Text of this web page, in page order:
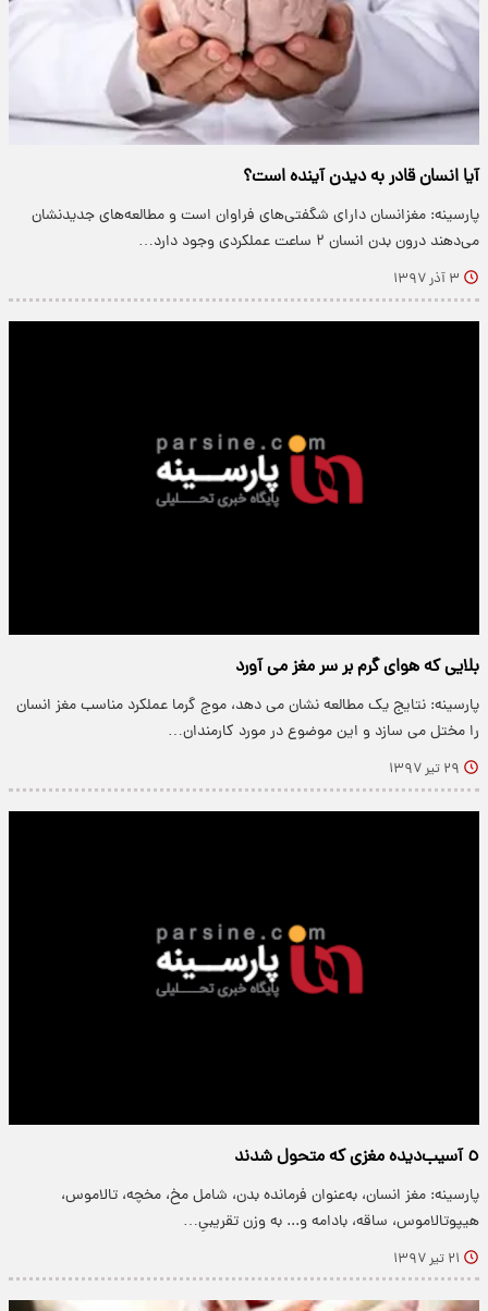
آیا انسان قادر به دیدن آینده است؟
پارسینه: مغزانسان دارای شگفتی‌های فراوان است و مطالعه‌های جدیدنشان
می‌دهند درون بدن انسان ۲ ساعت عملکردی وجود دارد…
۳ آذر ۱۳۹۷
بلایی که هوای گرم بر سر مغز می آورد
پارسینه: نتایج یک مطالعه نشان می دهد، موج گرما عملکرد مناسب مغز انسان
را مختل می سازد و این موضوع در مورد کارمندان…
۲۹ تیر ۱۳۹۷
٥ آسیب‌دیده مغزی که متحول شدند
پارسینه: مغز انسان، به‌عنوان فرمانده بدن، شامل مخ، مخچه، تالاموس،
هیپوتالاموس، ساقه، بادامه و... به وزن تقریبیِ…
۲۱ تیر ۱۳۹۷